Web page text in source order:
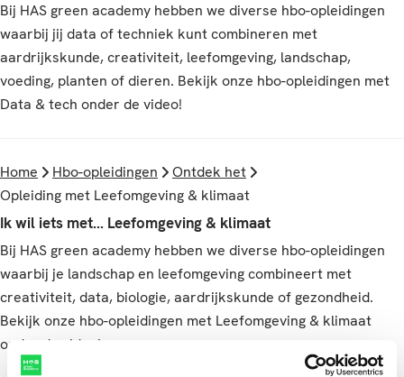
Bij HAS green academy hebben we diverse hbo-opleidingen
waarbij jij data of techniek kunt combineren met
aardrijkskunde, creativiteit, leefomgeving, landschap,
voeding, planten of dieren. Bekijk onze hbo-opleidingen met
Data & tech onder de video!
Home Hbo-opleidingen
Ontdek het
Opleiding met Leefomgeving & klimaat
Ik wil iets met... Leefomgeving & klimaat
Bij HAS green academy hebben we diverse hbo-opleidingen
waarbij je landschap en leefomgeving combineert met
creativiteit, data, biologie, aardrijkskunde of gezondheid.
Bekijk onze hbo-opleidingen met Leefomgeving & klimaat
onder de video!